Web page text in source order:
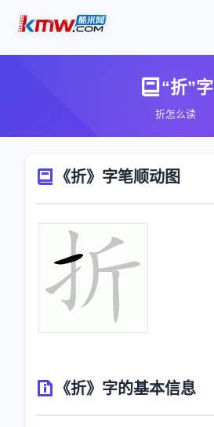
“折”字
折怎么读
《折》字笔顺动图
《折》字的基本信息